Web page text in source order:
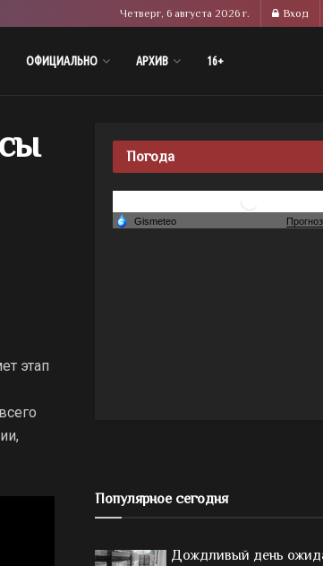
Четверг, 6 августа 2026 г. Вход
ОФИЦИАЛЬНО АРХИВ 16+
этап
Погода
Популярное сегодня
Дождливый день